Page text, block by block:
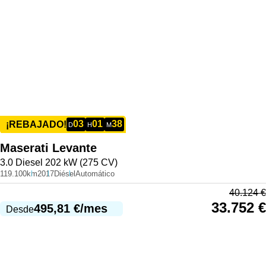
¡REBAJADO! D03 H01 M38
Maserati Levante
3.0 Diesel 202 kW (275 CV)
119.100km2017Diésel Automático
Desde495,81 €/mes
40.124€
33.752 €